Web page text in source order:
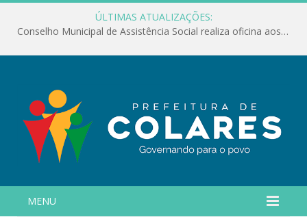
ÚLTIMAS ATUALIZAÇÕES:
Conselho Municipal de Assistência Social realiza oficina aos servidores
MENU